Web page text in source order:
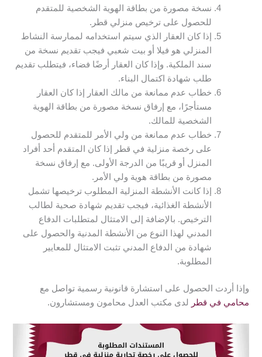
نسخة مصورة من بطاقة الهوية الشخصية للمتقدم
للحصول على ترخيص منزلي قطر.
إذا كان العقار الذي سيتم استخدامه لممارسة النشاط
المنزلي هو فيلا أو بيت شعبي فيجب تقديم نسخة من
سند الملكية. وإذا كان العقار أرضًا فضاء، فيتطلب تقديم
طلب شهادة اكتمال البناء.
خطاب عدم ممانعة من مالك العقار إذا كان العقار
مستأجرًا، مع إرفاق نسخة مصورة من بطاقة الهوية
الشخصية للمالك.
خطاب عدم ممانعة من ولي الأمر للمتقدم للحصول
على رخصة منزلية في قطر إذا كان المتقدم أحد أفراد
المنزل أو قريبًا من الدرجة الأولى. مع إرفاق نسخة
مصورة من بطاقة هوية ولي الأمر.
إذا كانت الأنشطة المنزلية المطلوب ترخيصها تشمل
الأنشطة الغذائية، فيجب تقديم شهادة صحية لطالب
الترخيص. بالإضافة إلى الامتثال لمتطلبات الدفاع
المدني لهذا النوع من الأنشطة المدنية والحصول على
شهادة من الدفاع المدني تثبت الامتثال للمعايير
المطلوبة.
وإذا أردت الحصول على استشارة قانونية رسمية تواصل مع
محامي في قطر
لدى مكتب العدل محامون ومستشارون.